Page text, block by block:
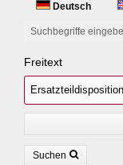
Deutsch
Suchbegriffe
Freitext
Suchen